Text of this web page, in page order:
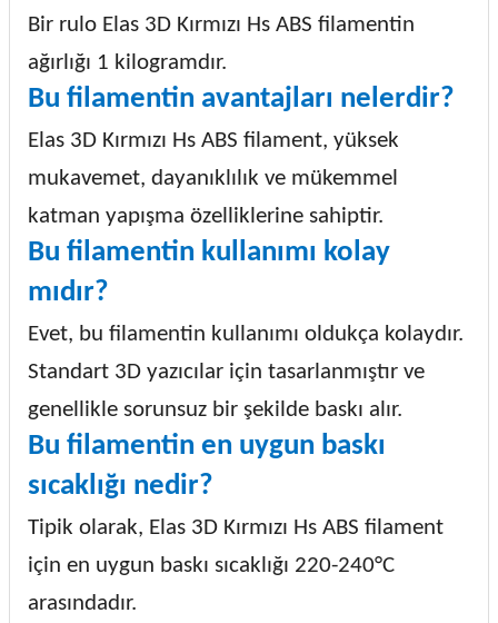
Bir rulo Elas 3D Kırmızı Hs ABS filamentin
ağırlığı 1 kilogramdır.
Bu filamentin avantajları nelerdir?
Elas 3D Kırmızı Hs ABS filament, yüksek
mukavemet, dayanıklılık ve mükemmel
katman yapışma özelliklerine sahiptir.
Bu filamentin kullanımı kolay
mıdır?
Evet, bu filamentin kullanımı oldukça kolaydır.
Standart 3D yazıcılar için tasarlanmıştır ve
genellikle sorunsuz bir şekilde baskı alır.
Bu filamentin en uygun baskı
sıcaklığı nedir?
Tipik olarak, Elas 3D Kırmızı Hs ABS filament
için en uygun baskı sıcaklığı 220-240°C
arasındadır.